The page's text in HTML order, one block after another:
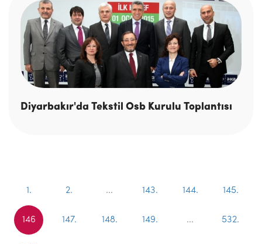
Diyarbakır'da Tekstil Osb Kurulu Toplantısı
1. 2. ... 143. 144. 145.
146 147. 148. 149. ... 532.